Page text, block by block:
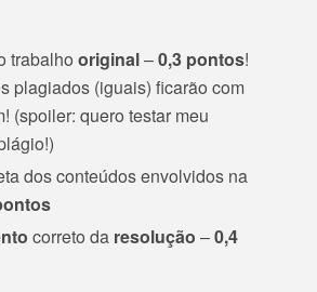
trabalhooriginal–0,3 pontos!
plagiados (iguais) ficarão com
(spoiler: quero testar meu
dos conteúdos envolvidos na
correto da resolução –0,4